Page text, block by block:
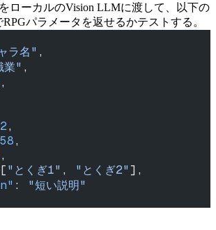
ローカルのVision LLMに渡して、以下の
パラメータを返せるかテストする。
ラ名" ,
業" ,
,
,
58,
,
"とくぎ1" , "とくぎ2"],
: "短い説明"